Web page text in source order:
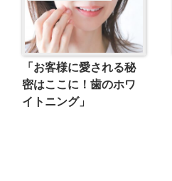
「お客様に愛される秘
密はここに！歯のホワ
イトニング」